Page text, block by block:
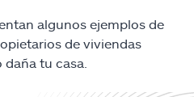
algunos ejemplos de
de viviendas
tu casa.